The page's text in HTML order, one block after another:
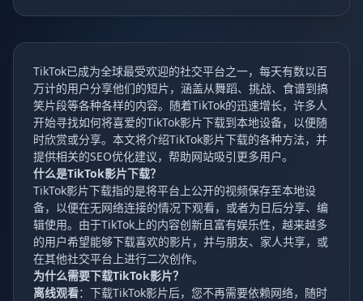
TikTok已成为全球最受欢迎的社交平台之一，每天有数以百
万计的用户分享他们的短片，涵盖从舞蹈、挑战、食谱到搞
笑片段等各种各样的内容。随着TikTok的迅速增长，许多人
开始寻找如何将喜爱的TikTok影片下载到本地设备，以便随
时欣赏或分享。本文将介绍TikTok影片下载的各种方法，并
提供相关的SEO优化建议，帮助网站吸引更多用户。
什么是TikTok影片下载？
TikTok影片下载指的是将平台上公开的视频保存至本地设
备，以便在无网络连接的情况下观看，或者为日后分享、编
辑使用。由于TikTok上的内容创新且富有娱乐性，越来越多
的用户希望能够下载喜欢的影片，并与朋友、家人共享，或
在其他社交平台上进行二次创作。
为什么需要下载TikTok影片？
离线观看：下载TikTok影片后，您不再需要依赖网络，随时